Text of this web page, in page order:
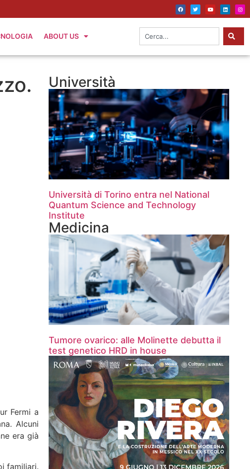
ABOUT US
Fermi a
Alcuni
era già
familiari.
Università
Università di Torino entra nel National
Quantum Science and Technology
Institute
Medicina
Tumore ovarico: alle Molinette debutta il
test genetico HRD in house